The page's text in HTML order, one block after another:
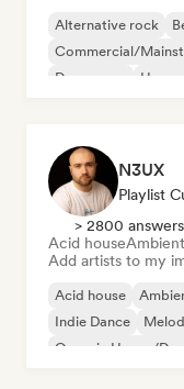
Alternative rock
Commercial/
Dream pop
House
N3UX
Playlist
> 2800
Acid houseAmbient
Add artists to my
Acid house
Indie Dance
Organic House/